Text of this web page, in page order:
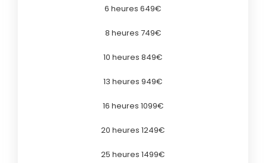
6 heures 649€
8 heures 749€
10 heures 849€
13 heures 949€
16 heures 1099€
20 heures 1249€
25 heures 1499€